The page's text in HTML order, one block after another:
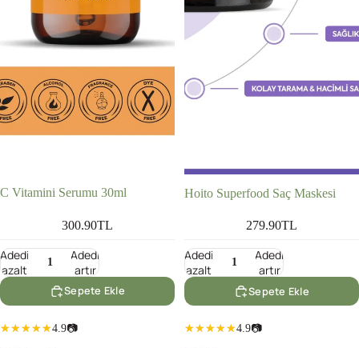
C Vitamini Serumu 30ml
300.90TL
Adedi
azalt
Adedi
artır
Sepete Ekle
4.9📷
Hoito Superfood Saç Maskesi
279.90TL
Adedi
azalt
Adedi
artır
Sepete Ekle
4.9📷